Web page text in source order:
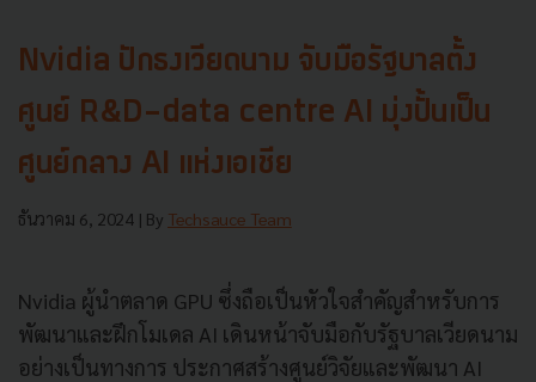
Nvidia ปักธงเวียดนาม จับมือรัฐบาลตั้ง
ศูนย์ R&D-data centre AI มุ่งปั้นเป็น
ศูนย์กลาง AI แห่งเอเชีย
ธันวาคม 6, 2024 | By Techsauce Team
Nvidia ผู้นำตลาด GPU ซึ่งถือเป็นหัวใจสำคัญสำหรับการ
พัฒนาและฝึกโมเดล AI เดินหน้าจับมือกับรัฐบาลเวียดนาม
อย่างเป็นทางการ ประกาศสร้างศูนย์วิจัยและพัฒนา AI